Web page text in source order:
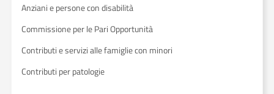
Anziani e persone con disabilità
Commissione per le Pari Opportunità
Contributi e servizi alle famiglie con minori
Contributi per patologie